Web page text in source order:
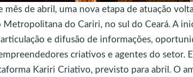
de abril, uma nova etapa de atuação
do Cariri, no sul do Ceará. A
e difusão de informações,
criativos e agentes do setor.
Kariri Criativo, previsto para abril. O